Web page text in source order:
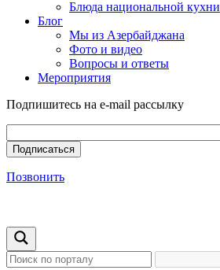
Блюда национальной кухни
Блог
Мы из Азербайджана
Фото и видео
Вопросы и ответы
Мероприятия
Подпишитесь на e-mail рассылку
Позвонить